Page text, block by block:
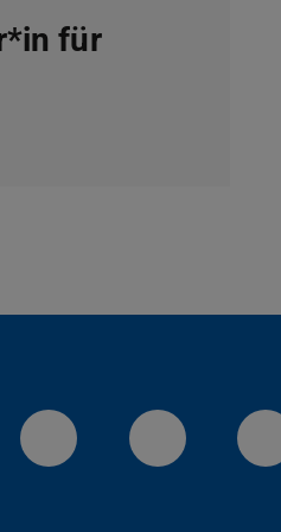
für
LinkedIn-Seite